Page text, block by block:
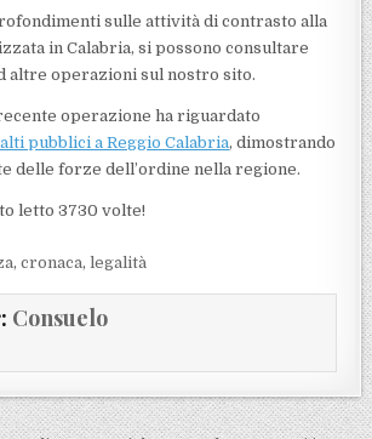
sulle attività di contrasto alla
in Calabria, si possono consultare
altre operazioni sul nostro sito.
operazione ha riguardato
pubblici a Reggio Calabria, dimostrando
delle forze dell’ordine nella regione.
letto 3730 volte!
,cronaca,legalità
Consuelo